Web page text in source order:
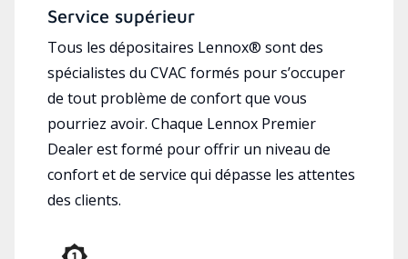
Service supérieur
Tous les dépositaires Lennox® sont des
spécialistes du CVAC formés pour s’occuper
de tout problème de confort que vous
pourriez avoir. Chaque Lennox Premier
Dealer est formé pour offrir un niveau de
confort et de service qui dépasse les attentes
des clients.